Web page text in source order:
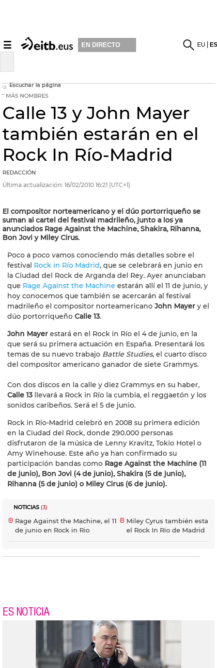
☰ EN DIRECTO EU
Escuchar la página
MÁS NOMBRES
Calle 13 y John Mayer
también estarán en el
Rock In Río-Madrid
REDACCIÓN
Última actualización: 16/02/2010 16:21 (UTC+1)
El compositor norteamericano y el dúo portorriqueño se
suman al cartel del festival madrileño, junto a los ya
anunciados Rage Against the Machine, Shakira, Rihanna,
Bon Jovi y Miley Cirus.
Poco a poco vamos conociendo más detalles sobre el
festival Rock in Río Madrid, que se celebrará en junio en
la Ciudad del Rock de Arganda del Rey. Ayer anunciaban
que Rage Against the Machine estarán allí el 11 de junio, y
hoy conocemos que también se acercarán al festival
madrileño el compositor norteamericano John Mayer y el
dúo portorriqueño Calle 13.
John Mayer estará en el Rock in Río el 4 de junio, en la
que será su primera actuación en España. Presentará los
temas de su nuevo trabajo Battle Studies, el cuarto disco
del compositor americano ganador de siete Grammys.
Con dos discos en la calle y diez Grammys en su haber,
Calle 13 llevará a Rock in Río la cumbia, el reggaetón y los
sonidos caribeños. Será el 5 de junio.
Rock in Rio-Madrid celebró en 2008 su primera edición
en la Ciudad del Rock, donde 290.000 personas
disfrutaron de la música de Lenny Kravitz, Tokio Hotel o
Amy Winehouse. Este año ya han confirmado su
participación bandas como Rage Against the Machine (11
de junio), Bon Jovi (4 de junio), Shakira (5 de junio),
Rihanna (5 de junio) o Miley Cirus (6 de junio).
NOTICIAS (3)
Rage Against the Machine, el 11
de junio en Rock in Rio
Miley Cyrus también estará
el Rock In Río de Madrid
ES NOTICIA